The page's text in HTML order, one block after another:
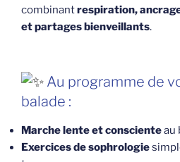
combinantrespiration,
et partages bienveillants.
Au programme de
balade :
Marche lente et conscienteau
Exercices de sophrologie